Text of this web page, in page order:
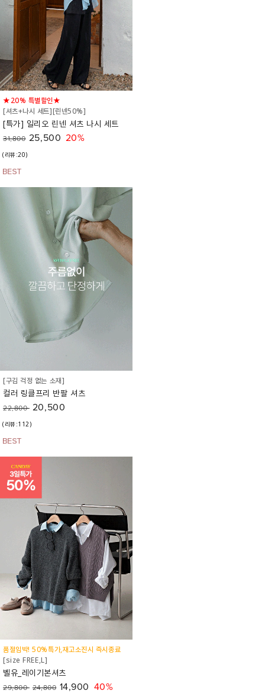
★20% 특별할인★
[셔츠+나시 세트][린넨50%]
[특가] 일리오 린넨 셔츠 나시 세트
31,800 25,500 20%
(리뷰:20)
[구김 걱정 없는 소재]
컬러 링클프리 반팔 셔츠
22,800 20,500
(리뷰:112)
품절임박! 50%특가,재고소진시 즉시종료
[size FREE,L]
벨유_레이기본셔츠
29,800 24,800 14,900 40%